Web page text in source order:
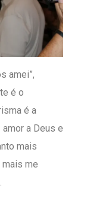
amei”,
é o
é a
a Deus e
mais
me